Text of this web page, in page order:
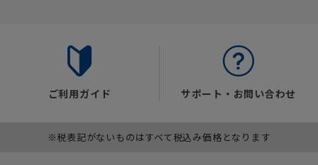
ご利用ガイド サポート・お問い合わせ
※税表記がないものはすべて税込み価格となります